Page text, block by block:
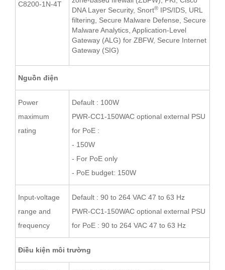
C8200-1N-4T
DNA Layer Security, Snort® IPS/IDS, URL
filtering, Secure Malware Defense, Secure
Malware Analytics, Application-Level
Gateway (ALG) for ZBFW, Secure Internet
Gateway (SIG)
Nguồn điện
Power
maximum
rating
Default : 100W
PWR-CC1-150WAC optional external PSU
for PoE :
- 150W
- For PoE only
- PoE budget: 150W
Input-voltage
range and
frequency
Default : 90 to 264 VAC 47 to 63 Hz
PWR-CC1-150WAC optional external PSU
for PoE : 90 to 264 VAC 47 to 63 Hz
Điều kiện môi trường